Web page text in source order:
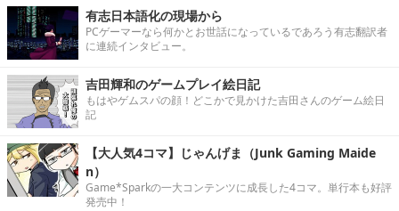
有志日本語化の現場から
PCゲーマーなら何かとお世話になっているであろう有志翻訳者
に連続インタビュー。
吉田輝和のゲームプレイ絵日記
もはやゲムスパの顔！どこかで見かけた吉田さんのゲーム絵日
記
【大人気4コマ】じゃんげま（Junk Gaming Maide
n）
Game*Sparkの一大コンテンツに成長した4コマ。単行本も好評
発売中！